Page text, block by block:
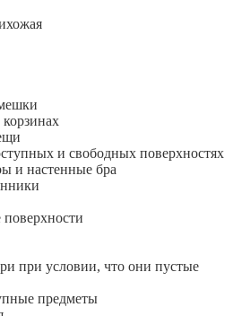
и свободных поверхностях
и настенные бра
при условии, что они пустые
предметы